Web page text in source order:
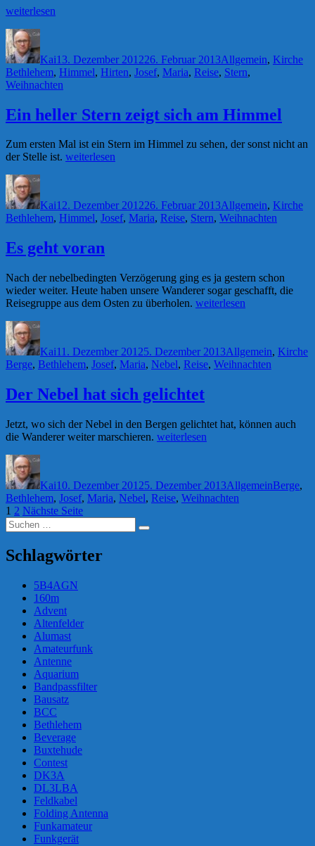
„Staunende
weiterlesen
Autor
Kai13. Dezember 201226. Februar 2013Allgemein, Kirche
Bethlehem, Himmel, Hirten, Josef, Maria, Reise, Stern,
Weihnachten
Ein heller Stern zeigt sich am Himmel
Zum ersten Mal ist ein Stern im Himmel zu sehen, der sonst nicht an
der Stelle ist. „Ein
sich
am
weiterlesen
Autor
Kai12. Dezember 201226. Februar 2013Allgemein, Kirche
Bethlehem, Himmel, Josef, Maria, Reise, Stern, Weihnachten
Es geht voran
Nach der nebelbedingten Verzögerung ging es ja gestern schon
wieder weiter. Heute haben unsere Wanderer sogar geschafft, die
Reisegruppe aus dem Osten zu überholen. „Es
weiterlesen
Autor
Kai11. Dezember 20125. Dezember 2013Allgemein, Kirche
Berge, Bethlehem, Josef, Maria, Nebel, Reise, Weihnachten
Der Nebel hat sich gelichtet
Jetzt, wo sich der Nebel in den Bergen gelichtet hat, können auch
die Wanderer weiter marschieren. „Der
gelichtet“
weiterlesen
Autor
Kai10. Dezember 20125. Dezember 2013AllgemeinBerge,
Bethlehem, Josef, Maria, Nebel, Reise, Weihnachten
Seitennummerierung
der
Beiträge
Seite
1 Seite
2 Nächste Seite
Suchen
nach:
Suchen
Schlagwörter
5B4AGN
160m
Advent
Altenfelder
Alumast
Amateurfunk
Antenne
Aquarium
Bandpassfilter
Bausatz
BCC
Bethlehem
Beverage
Buxtehude
Contest
DK3A
DL3LBA
Feldkabel
Folding Antenna
Funkamateur
Funkgerät